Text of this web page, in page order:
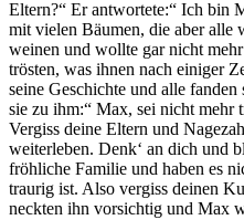
Eltern?“ Er antwortete:“ Ich bin
mit vielen Bäumen, die aber alle
weinen und wollte gar nicht
trösten, was ihnen nach einiger
seine Geschichte und alle
sie zu ihm:“ Max, sei nicht
Vergiss deine Eltern und
weiterleben. Denk‘ an dich und
fröhliche Familie und haben es
traurig ist. Also vergiss deinen
neckten ihn vorsichtig und Max